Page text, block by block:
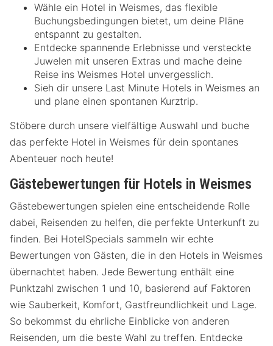
Wähle ein Hotel in Weismes, das flexible
Buchungsbedingungen bietet, um deine Pläne
entspannt zu gestalten.
Entdecke spannende Erlebnisse und versteckte
Juwelen mit unseren Extras und mache deine
Reise ins Weismes Hotel unvergesslich.
Sieh dir unsere Last Minute Hotels in Weismes an
und plane einen spontanen Kurztrip.
Stöbere durch unsere vielfältige Auswahl und buche
das perfekte Hotel in Weismes für dein spontanes
Abenteuer noch heute!
Gästebewertungen für Hotels in Weismes
Gästebewertungen spielen eine entscheidende Rolle
dabei, Reisenden zu helfen, die perfekte Unterkunft zu
finden. Bei HotelSpecials sammeln wir echte
Bewertungen von Gästen, die in den Hotels in Weismes
übernachtet haben. Jede Bewertung enthält eine
Punktzahl zwischen 1 und 10, basierend auf Faktoren
wie Sauberkeit, Komfort, Gastfreundlichkeit und Lage.
So bekommst du ehrliche Einblicke von anderen
Reisenden, um die beste Wahl zu treffen. Entdecke